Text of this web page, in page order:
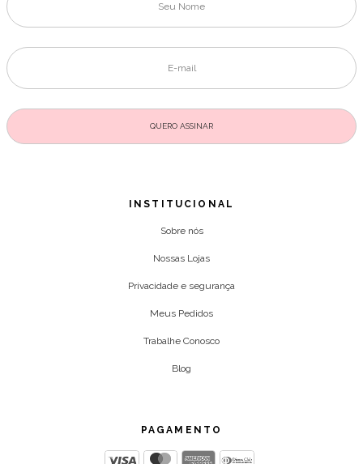
INSTITUCIONAL
Sobre nós
Nossas Lojas
Privacidade e segurança
Meus Pedidos
Trabalhe Conosco
Blog
PAGAMENTO